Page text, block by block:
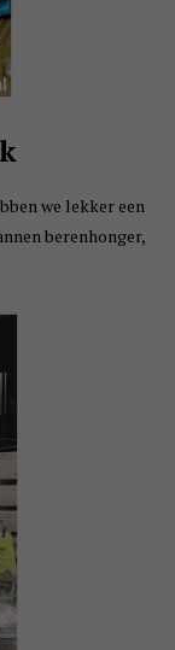
we lekker een
berenhonger,